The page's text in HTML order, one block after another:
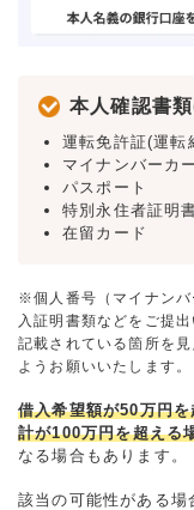
本人確認書
運転免許証(運転
マイナンバーカ
パスポート
特別永住者証明
在留カード
※個人番号（マイナンバ
入証明書類などをご提
記載されている箇所を
ようお願いいたします。
借入希望額が50万円
計が100万円を超える
なる場合もあります。
該当の可能性がある場